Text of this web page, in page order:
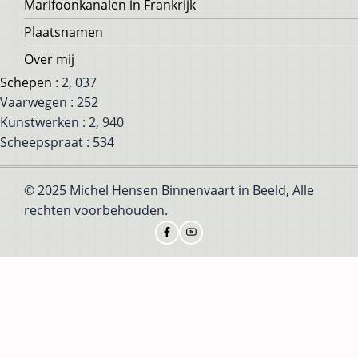
Marifoonkanalen in Frankrijk
Plaatsnamen
Over mij
Schepen : 2, 037
Vaarwegen : 252
Kunstwerken : 2, 940
Scheepspraat : 534
© 2025 Michel Hensen Binnenvaart in Beeld, Alle
rechten voorbehouden.